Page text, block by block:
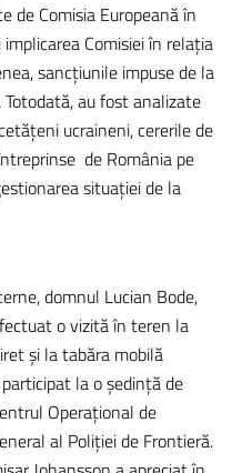
de Comisia Europeană în
Comisiei în relația
sancțiunile impuse de la
Totodată, au fost analizate
ucraineni, cererile de
de România pe
situației de la
domnul Lucian Bode,
o vizită în teren la
și la tabăra mobilă
la o ședință de
Operațional de
al Poliției de Frontieră.